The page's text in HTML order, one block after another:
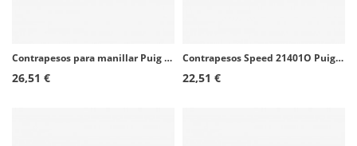
Contrapesos para manillar Puig Speed 20858P color Plata
26,51 €
Contrapesos Speed 21401O Puig color Oro para Yamaha YZF-R1/R1 Race/R1M (15-26), YZF-R6/R6 Race (17-24), YZF-R7 (22-26)
22,51 €